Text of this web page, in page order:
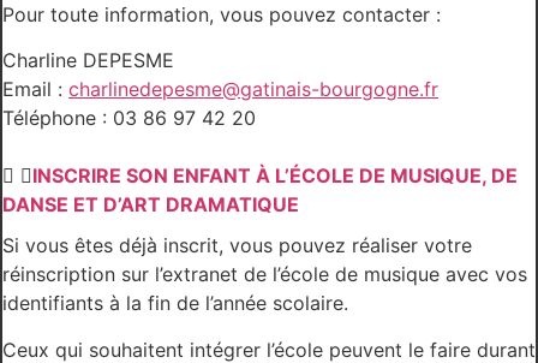
Pour toute information, vous pouvez contacter :
Charline DEPESME
Email : charlinedepesme@gatinais-bourgogne.fr
Téléphone : 03 86 97 42 20
INSCRIRE SON ENFANT À L’ÉCOLE DE MUSIQUE, DE
DANSE ET D’ART DRAMATIQUE
Si vous êtes déjà inscrit, vous pouvez réaliser votre
réinscription sur l’extranet de l’école de musique avec vos
identifiants à la fin de l’année scolaire.
Ceux qui souhaitent intégrer l’école peuvent le faire durant